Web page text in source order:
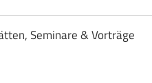
Seminare & Vorträge